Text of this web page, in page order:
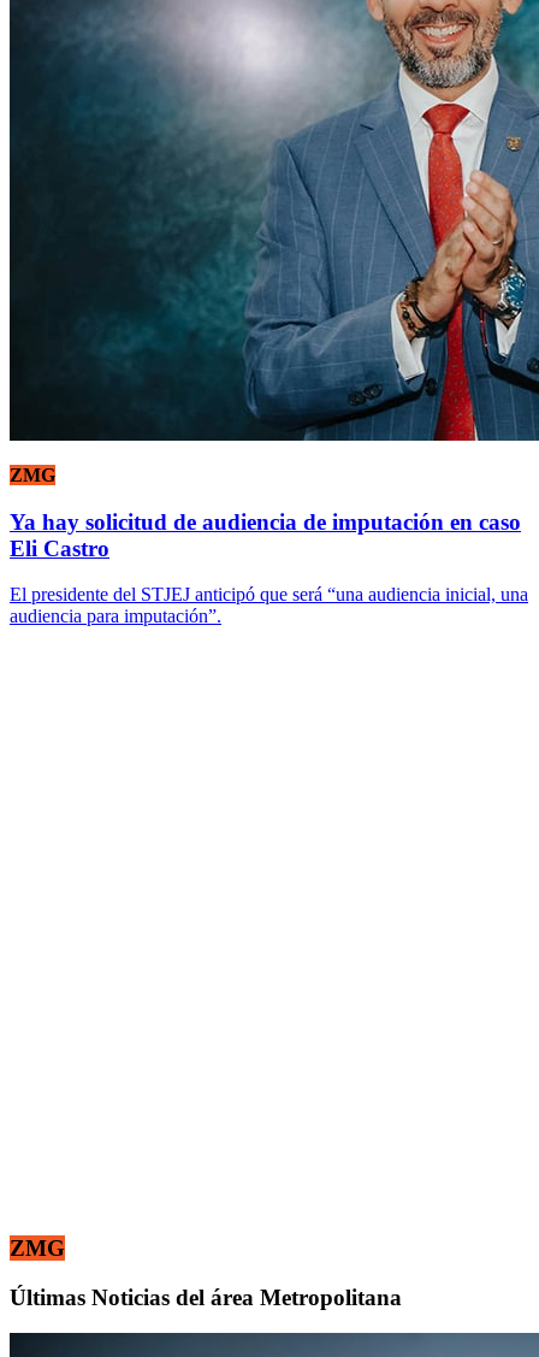
ZMG
Ya hay solicitud de audiencia de imputación en caso
Eli Castro
El presidente del STJEJ anticipó que será “una audiencia inicial, una
audiencia para imputación”.
ZMG
Últimas Noticias del área Metropolitana